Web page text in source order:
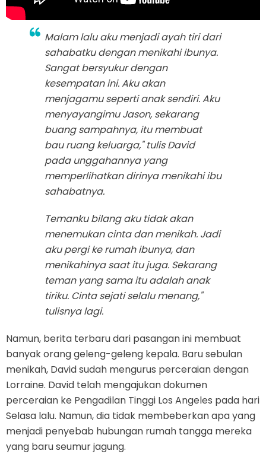
Malam lalu aku menjadi ayah tiri dari
sahabatku dengan menikahi ibunya.
Sangat bersyukur dengan
kesempatan ini. Aku akan
menjagamu seperti anak sendiri. Aku
menyayangimu Jason, sekarang
buang sampahnya, itu membuat
bau ruang keluarga," tulis David
pada unggahannya yang
memperlihatkan dirinya menikahi ibu
sahabatnya.
Temanku bilang aku tidak akan
menemukan cinta dan menikah. Jadi
aku pergi ke rumah ibunya, dan
menikahinya saat itu juga. Sekarang
teman yang sama itu adalah anak
tiriku. Cinta sejati selalu menang,"
tulisnya lagi.
Namun, berita terbaru dari pasangan ini membuat
banyak orang geleng-geleng kepala. Baru sebulan
menikah, David sudah mengurus perceraian dengan
Lorraine. David telah mengajukan dokumen
perceraian ke Pengadilan Tinggi Los Angeles pada hari
Selasa lalu. Namun, dia tidak membeberkan apa yang
menjadi penyebab hubungan rumah tangga mereka
yang baru seumur jagung.